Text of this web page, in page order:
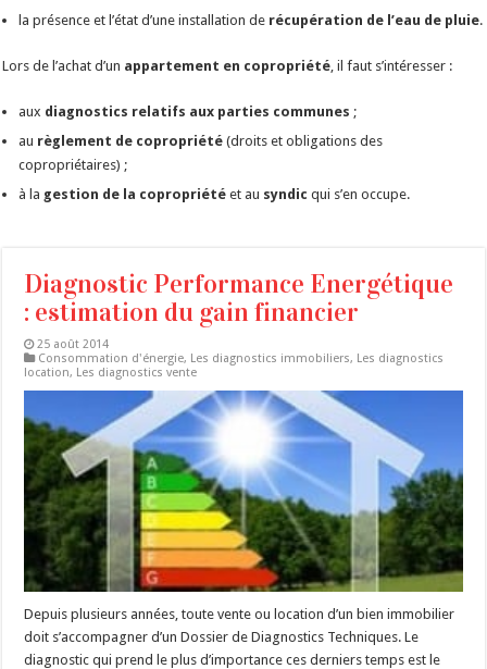
la présence et l’état d’une installation de récupération de l’eau de pluie.
Lors de l’achat d’un appartement en copropriété , il faut s’intéresser :
aux diagnostics relatifs aux parties communes ;
au règlement de copropriété (droits et obligations des
copropriétaires) ;
à la gestion de la copropriété et au syndic qui s’en occupe.
Diagnostic Performance Energétique
: estimation du gain financier
25 août 2014
Consommation d'énergie, Les diagnostics immobiliers, Les diagnostics
location, Les diagnostics vente
Depuis plusieurs années, toute vente ou location d’un bien immobilier
doit s’accompagner d’un Dossier de Diagnostics Techniques. Le
diagnostic qui prend le plus d’importance ces derniers temps est le